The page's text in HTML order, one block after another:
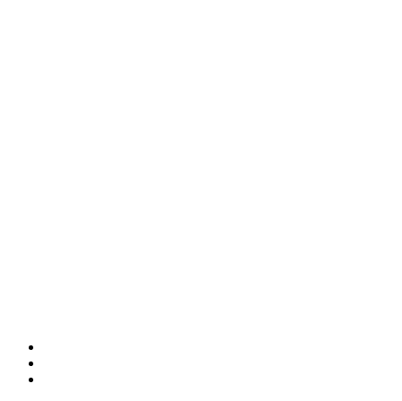
Ein Väterblog. Est. 2013.